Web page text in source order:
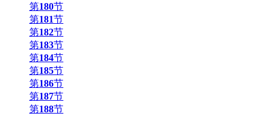
第180节
第181节
第182节
第183节
第184节
第185节
第186节
第187节
第188节